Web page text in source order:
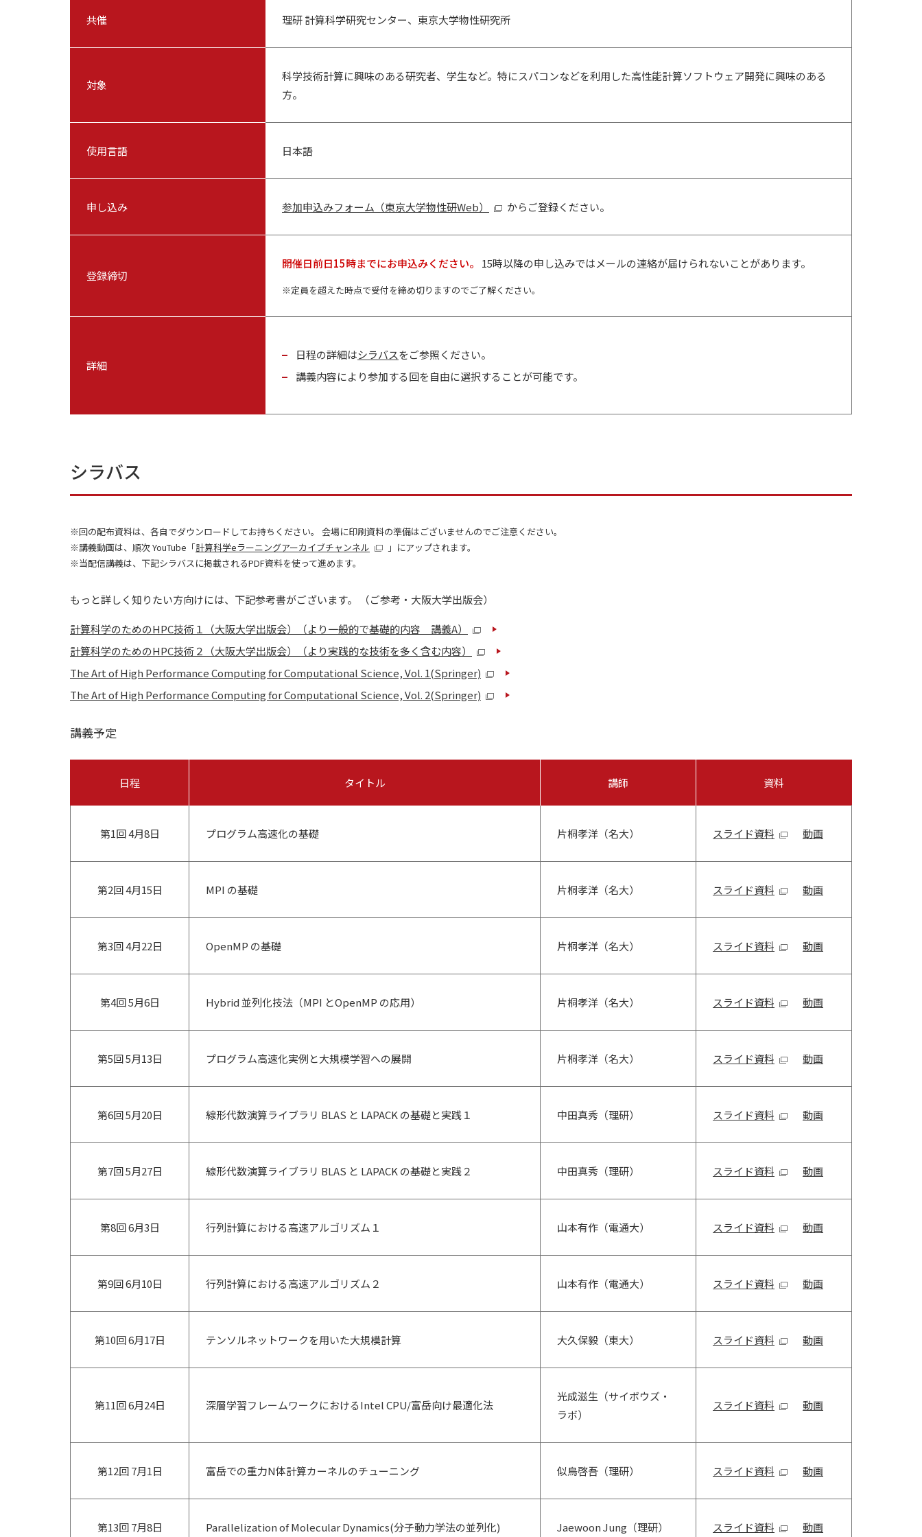
共催 理研 計算科学研究センター、東京大学物性研究所
対象
科学技術計算に興味のある研究者、学生など。特にスパコンなどを利用した高性能計算ソフトウェア開発に興味のある
方。
使用言語 日本語
申し込み 参加申込みフォーム（東京大学物性研Web） からご登録ください。
登録締切
開催日前日15時までにお申込みください。 15時以降の申し込みではメールの連絡が届けられないことがあります。
定員を超えた時点で受付を締め切りますのでご了解ください。
詳細
日程の詳細はシラバスをご参照ください。
講義内容により参加する回を自由に選択することが可能です。
シラバス
回の配布資料は、各自でダウンロードしてお持ちください。 会場に印刷資料の準備はございませんのでご注意ください。
講義動画は、順次 YouTube「計算科学eラーニングアーカイブチャンネル
」にアップされます。
当配信講義は、下記シラバスに掲載されるPDF資料を使って進めます。
もっと詳しく知りたい方向けには、下記参考書がございます。 （ご参考・大阪大学出版会）
計算科学のためのHPC技術１（大阪大学出版会）（より一般的で基礎的内容 講義A）
計算科学のためのHPC技術２（大阪大学出版会）（より実践的な技術を多く含む内容）
The Art of High Performance Computing for Computational Science, Vol. 1(Springer)
The Art of High Performance Computing for Computational Science, Vol. 2(Springer)
講義予定
日程 タイトル 講師 資料
第1回 4月8日 プログラム高速化の基礎 片桐孝洋（名大） スライド資料 動画
第2回 4月15日 MPI の基礎 片桐孝洋（名大） スライド資料 動画
第3回 4月22日 OpenMP の基礎 片桐孝洋（名大） スライド資料 動画
第4回 5月6日 Hybrid 並列化技法（MPI とOpenMP の応用） 片桐孝洋（名大） スライド資料 動画
第5回 5月13日 プログラム高速化実例と大規模学習への展開 片桐孝洋（名大） スライド資料 動画
第6回 5月20日 線形代数演算ライブラリ BLAS と LAPACK の基礎と実践１ 中田真秀（理研） スライド資料 動画
第7回 5月27日 線形代数演算ライブラリ BLAS と LAPACK の基礎と実践２ 中田真秀（理研） スライド資料 動画
第8回 6月3日 行列計算における高速アルゴリズム１ 山本有作（電通大） スライド資料 動画
第9回 6月10日 行列計算における高速アルゴリズム２ 山本有作（電通大） スライド資料 動画
第10回 6月17日 テンソルネットワークを用いた大規模計算 大久保毅（東大） スライド資料 動画
第11回 6月24日 深層学習フレームワークにおけるIntel CPU/富岳向け最適化法
光成滋生（サイボウズ・
ラボ）
スライド資料 動画
第12回 7月1日 富岳での重力N体計算カーネルのチューニング 似鳥啓吾（理研） スライド資料 動画
第13回 7月8日 Parallelization of Molecular Dynamics(分子動力学法の並列化) Jaewoon Jung（理研） スライド資料 動画